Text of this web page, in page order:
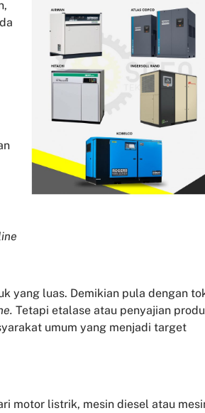
yang luas. Demikian pula dengan
Tetapi etalase atau penyajian
umum yang menjadi target
motor listrik, mesin diesel atau